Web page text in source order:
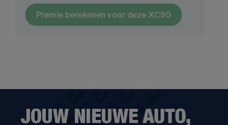
Premie berekenen voor deze XC90
JOUW NIEUWE AUTO,